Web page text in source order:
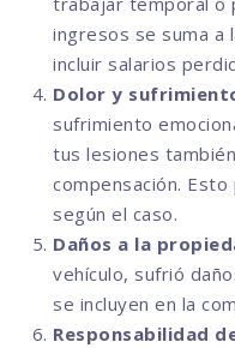
ingresos se suma a
incluir salarios
Dolor y
sufrimiento
tus lesiones
compensación.
según el caso.
Daños a la
vehículo, sufrió
se incluyen en la
Responsabilidad